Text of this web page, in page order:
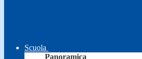
Scuola
Panoramica